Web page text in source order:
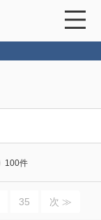
100件
35 次 ≫